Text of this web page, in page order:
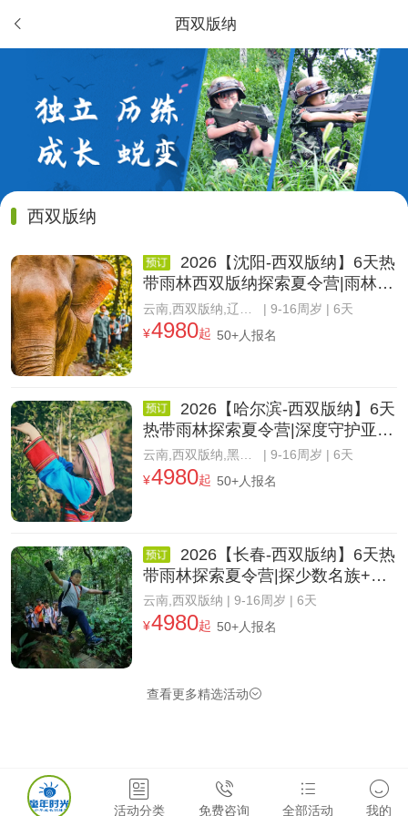
 西双版纳
西双版纳
带雨林西双版纳探索夏令营|雨林学
校+森林绿洲
云南,西双版纳,辽宁,沈阳| 9-16周岁 | 6天
¥4980起 50+人报名
热带雨林探索夏令营|深度守护亚洲
象+植物王国
云南,西双版纳,黑龙江,哈尔滨| 9-16周岁 | 6天
¥4980起 50+人报名
带雨林探索夏令营|探少数名族+自
然科考之旅
云南,西双版纳 | 9-16周岁 | 6天
¥4980起 50+人报名
查看更多精选活动

活动分类

免费咨询

全部活动

我的